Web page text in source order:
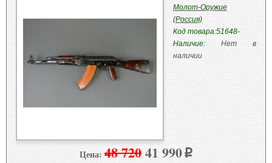
Молот-Оружие
(Россия)
Код товара:51648-
Наличие: Нет в
наличии
Цена: 48 72041 990 p